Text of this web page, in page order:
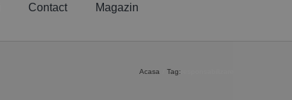
Contact Magazin
Acasa Tag: